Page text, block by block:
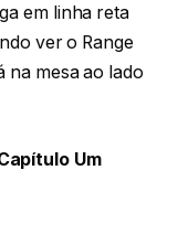
em linha reta
ver o Range
na mesa ao lado
Um